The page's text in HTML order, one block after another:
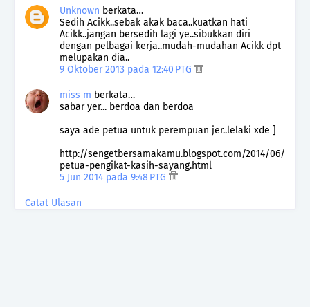
Unknown berkata…
Sedih Acikk..sebak akak baca..kuatkan hati
Acikk..jangan bersedih lagi ye..sibukkan diri
dengan pelbagai kerja..mudah-mudahan Acikk dpt
melupakan dia..
9 Oktober 2013 pada 12:40 PTG
miss m berkata…
sabar yer... berdoa dan berdoa
saya ade petua untuk perempuan jer..lelaki xde ]
http://sengetbersamakamu.blogspot.com/2014/06/
petua-pengikat-kasih-sayang.html
5 Jun 2014 pada 9:48 PTG
Catat Ulasan